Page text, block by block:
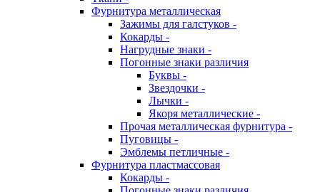
Фурнитура металлическая
Зажимы для галстуков -
Кокарды -
Нагрудные знаки -
Погонные знаки различия
Буквы -
Звездочки -
Лычки -
Якоря металлические -
Прочая металлическая фурнитура -
Пуговицы -
Эмблемы петличные -
Фурнитура пластмассовая
Кокарды -